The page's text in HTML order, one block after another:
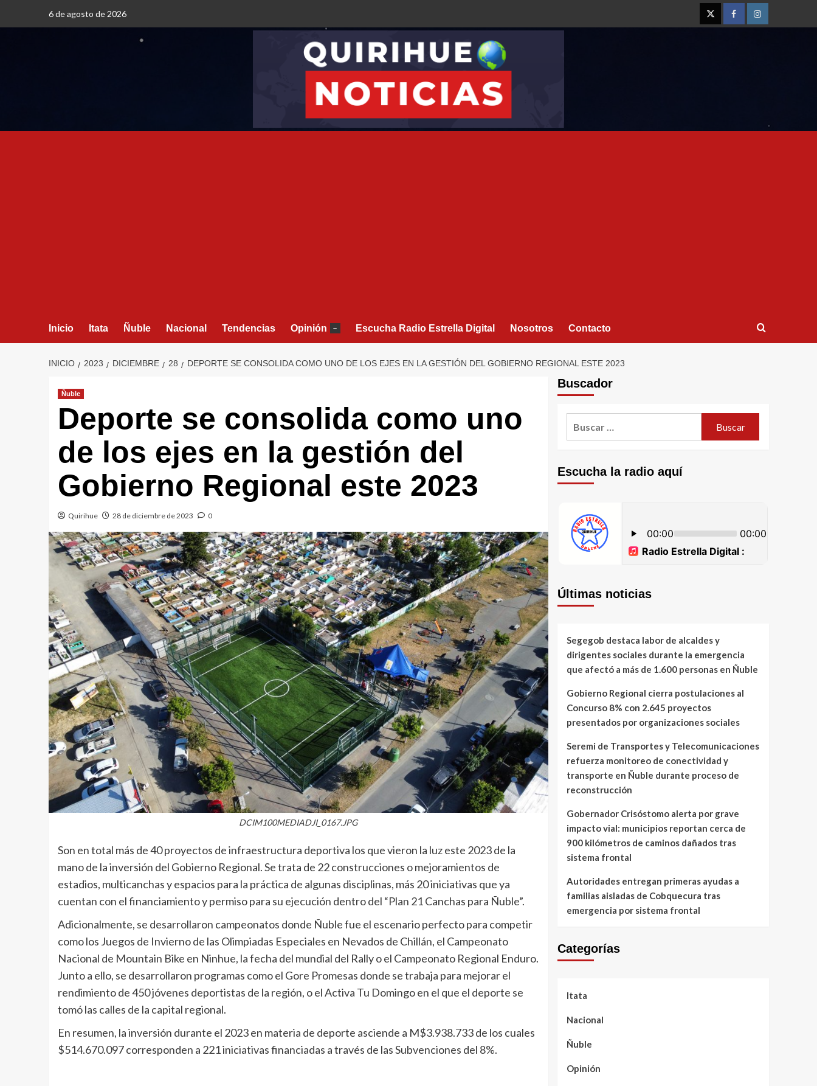
6 de agosto de 2026
Inicio Itata Ñuble Nacional Tendencias Opinión – Escucha Radio Estrella Digital Nosotros Contacto
INICIO 2023 DICIEMBRE 28 DEPORTE SE CONSOLIDA COMO UNO DE LOS EJES EN LA GESTIÓN DEL GOBIERNO REGIONAL ESTE 2023
Ñuble
Deporte se consolida como uno
de los ejes en la gestión del
Gobierno Regional este 2023
Quirihue 28 de diciembre de 2023 0
DCIM100MEDIADJI_0167.JPG
Son en total más de 40 proyectos de infraestructura deportiva los que vieron la luz este 2023 de la
mano de la inversión del Gobierno Regional. Se trata de 22 construcciones o mejoramientos de
estadios, multicanchas y espacios para la práctica de algunas disciplinas, más 20 iniciativas que ya
cuentan con el financiamiento y permiso para su ejecución dentro del “Plan 21 Canchas para Ñuble”.
Adicionalmente, se desarrollaron campeonatos donde Ñuble fue el escenario perfecto para competir
como los Juegos de Invierno de las Olimpiadas Especiales en Nevados de Chillán, el Campeonato
Nacional de Mountain Bike en Ninhue, la fecha del mundial del Rally o el Campeonato Regional Enduro.
Junto a ello, se desarrollaron programas como el Gore Promesas donde se trabaja para mejorar el
rendimiento de 450 jóvenes deportistas de la región, o el Activa Tu Domingo en el que el deporte se
tomó las calles de la capital regional.
En resumen, la inversión durante el 2023 en materia de deporte asciende a M$3.938.733 de los cuales
$514.670.097 corresponden a 221 iniciativas financiadas a través de las Subvenciones del 8%.
Buscador
Escucha la radio aquí
Últimas noticias
Segegob destaca labor de alcaldes y
dirigentes sociales durante la emergencia
que afectó a más de 1.600 personas en Ñuble
Gobierno Regional cierra postulaciones al
Concurso 8% con 2.645 proyectos
presentados por organizaciones sociales
Seremi de Transportes y Telecomunicaciones
refuerza monitoreo de conectividad y
transporte en Ñuble durante proceso de
reconstrucción
Gobernador Crisóstomo alerta por grave
impacto vial: municipios reportan cerca de
900 kilómetros de caminos dañados tras
sistema frontal
Autoridades entregan primeras ayudas a
familias aisladas de Cobquecura tras
emergencia por sistema frontal
Categorías
Itata
Nacional
Ñuble
Opinión